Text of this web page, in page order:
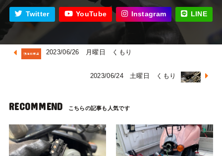
Twitter YouTube Instagram LINE
2023/06/26 月曜日 くもり
2023/06/24 土曜日 くもり
RECOMMEND